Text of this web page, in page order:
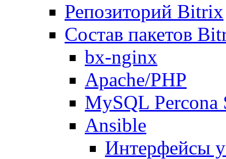
Репозиторий Bitrix
Состав пакетов
bx-nginx
Apache/PHP
MySQL Percona
Ansible
Интерфейсы